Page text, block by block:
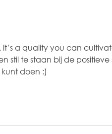
a quality you can
stil te staan bij de positieve
doen :)